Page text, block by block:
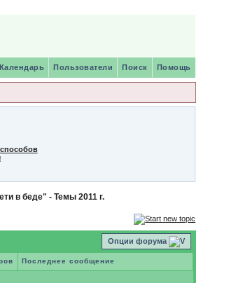
Помощь
Поиск
Пользователи
Календарь
способов
в беде" - Темы 2011 г.
Опции форума
Последнее сообщение